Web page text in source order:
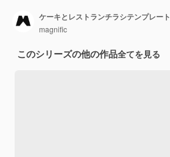
ケーキとレストランチラシテンプレート
magnific
このシリーズの他の作品全てを見る